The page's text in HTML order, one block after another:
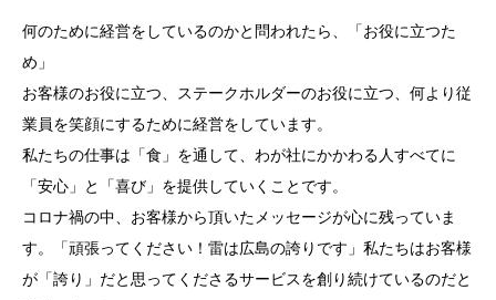
何のために経営をしているのかと問われたら、「お役に立つた
め」
お客様のお役に立つ、ステークホルダーのお役に立つ、何より従
業員を笑顔にするために経営をしています。
私たちの仕事は「食」を通して、わが社にかかわる人すべてに
「安心」と「喜び」を提供していくことです。
コロナ禍の中、お客様から頂いたメッセージが心に残っていま
す。「頑張ってください！雷は広島の誇りです」私たちはお客様
が「誇り」だと思ってくださるサービスを創り続けているのだと